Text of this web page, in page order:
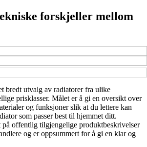
forskjeller mellom
bredt utvalg av radiatorer fra ulike
prisklasser. Målet er å gi en oversikt over
og funksjoner slik at du lettere kan
som passer best til hjemmet ditt.
på offentlig tilgjengelige produktbeskrivelser
og er oppsummert for å gi en klar og